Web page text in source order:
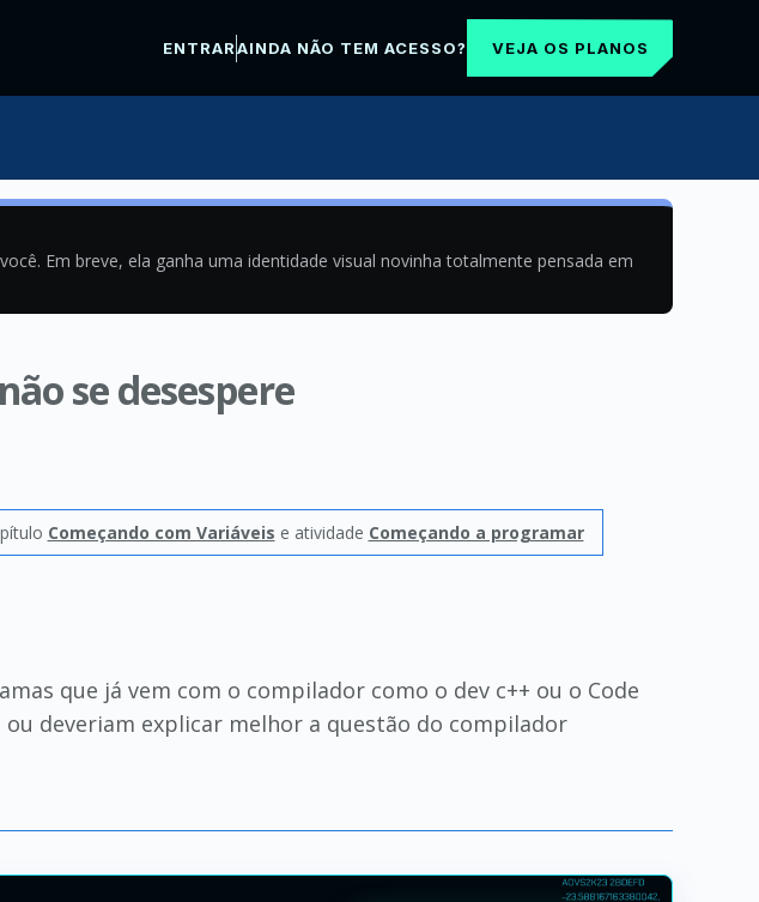
ENTRARAINDA NÃO TEM ACESSO? VEJA OS PLANOS
Em breve, ela ganha uma identidade visual novinha totalmente pensada em
se desespere
Começando com Variáveis e atividade Começando a programar
que já vem com o compilador como o dev c++ ou o Code
deveriam explicar melhor a questão do compilador